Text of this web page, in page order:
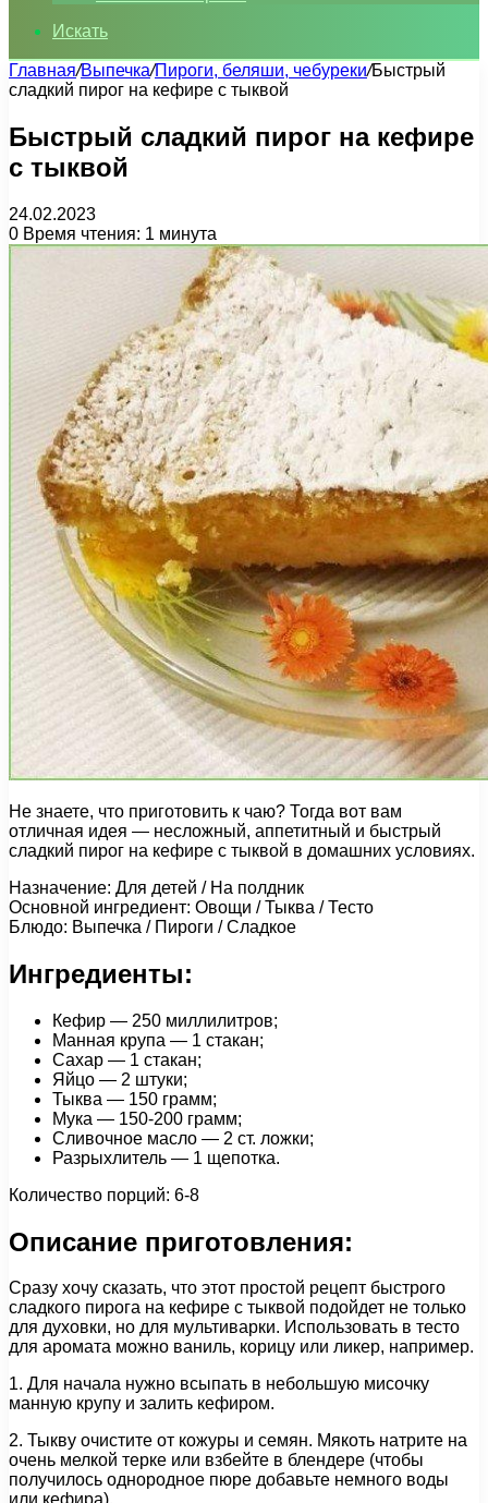
Искать
Главная/Выпечка/Пироги, беляши, чебуреки/Быстрый
сладкий пирог на кефире с тыквой
Быстрый сладкий пирог на кефире
с тыквой
24.02.2023
0 Время чтения: 1 минута
Не знаете, что приготовить к чаю? Тогда вот вам
отличная идея — несложный, аппетитный и быстрый
сладкий пирог на кефире с тыквой в домашних условиях.
Назначение: Для детей / На полдник
Основной ингредиент: Овощи / Тыква / Тесто
Блюдо: Выпечка / Пироги / Сладкое
Ингредиенты:
Кефир — 250 миллилитров;
Манная крупа — 1 стакан;
Сахар — 1 стакан;
Яйцо — 2 штуки;
Тыква — 150 грамм;
Мука — 150-200 грамм;
Сливочное масло — 2 ст. ложки;
Разрыхлитель — 1 щепотка.
Количество порций: 6-8
Описание приготовления:
Сразу хочу сказать, что этот простой рецепт быстрого
сладкого пирога на кефире с тыквой подойдет не только
для духовки, но для мультиварки. Использовать в тесто
для аромата можно ваниль, корицу или ликер, например.
1. Для начала нужно всыпать в небольшую мисочку
манную крупу и залить кефиром.
2. Тыкву очистите от кожуры и семян. Мякоть натрите на
очень мелкой терке или взбейте в блендере (чтобы
получилось однородное пюре добавьте немного воды